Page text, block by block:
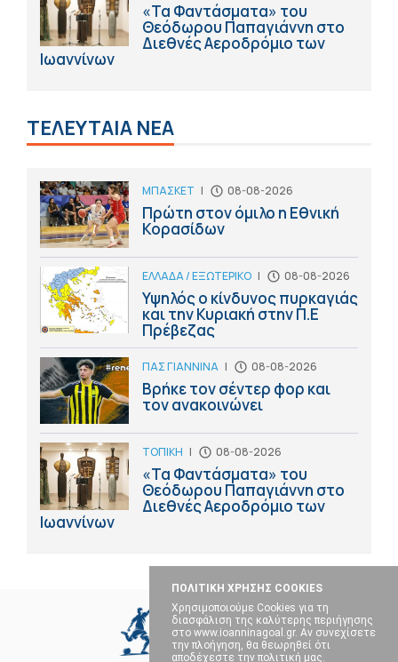
ΠΟΛΙΤΙΚΗ ΧΡΗΣΗΣ COOKIES
Χρησιμοποιούμε Cookies για τη
διασφάλιση της καλύτερης περιήγησης
στο www.ioanninagoal.gr. Αν συνεχίσετε
την πλοήγηση, θα θεωρηθεί ότι
αποδέχεστε την πολιτική μας.
«Τα Φαντάσματα» του
Θεόδωρου Παπαγιάννη στο
Διεθνές Αεροδρόμιο των
Ιωαννίνων
ΤΕΛΕΥΤΑΙΑ ΝΕΑ
ΜΠΑΣΚΕΤ | 08-08-2026
Πρώτη στον όμιλο η Εθνική
Κορασίδων
ΕΛΛΑΔΑ / ΕΞΩΤΕΡΙΚΟ | 08-08-2026
Υψηλός ο κίνδυνος πυρκαγιάς
και την Κυριακή στην Π.Ε
Πρέβεζας
ΠΑΣ ΓΙΑΝΝΙΝΑ | 08-08-2026
Βρήκε τον σέντερ φορ και
τον ανακοινώνει
ΤΟΠΙΚΗ | 08-08-2026
«Τα Φαντάσματα» του
Θεόδωρου Παπαγιάννη στο
Διεθνές Αεροδρόμιο των
Ιωαννίνων